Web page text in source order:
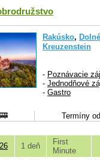
Rakúsko,
Kreuzenstein
- Poznávacie
- Jednodňové
- Gastro
Termíny
1 deň
First
Minute